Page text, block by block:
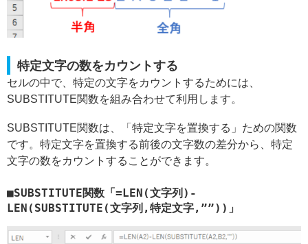
特定文字の数をカウントする
セルの中で、特定の文字をカウントするためには、
SUBSTITUTE関数を組み合わせて利用します。
SUBSTITUTE関数は、「特定文字を置換する」ための関数
です。特定文字を置換する前後の文字数の差分から、特定
文字の数をカウントすることができます。
■SUBSTITUTE関数「=LEN(文字列)-
LEN(SUBSTITUTE(文字列,特定文字,””))」